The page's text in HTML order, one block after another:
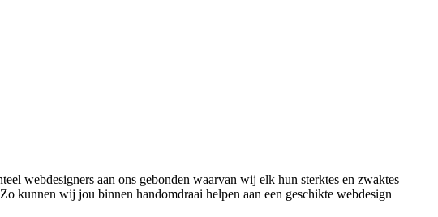
webdesigners aan ons gebonden waarvan wij elk hun sterktes en zwaktes
kunnen wij jou binnen handomdraai helpen aan een geschikte webdesign